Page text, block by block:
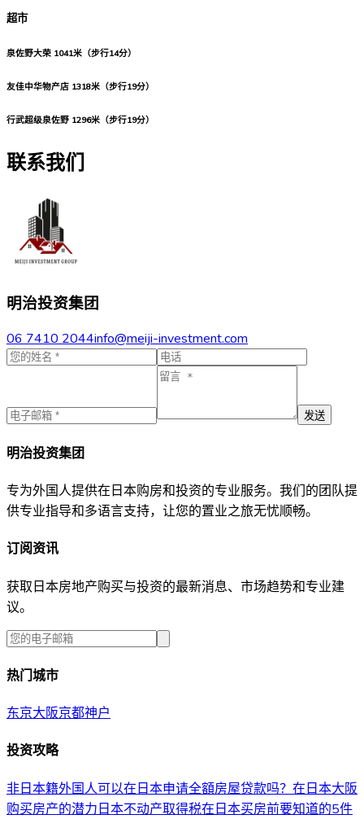
超市
泉佐野大荣 1041米（步行14分）
友佳中华物产店 1318米（步行19分）
行武超级泉佐野 1296米（步行19分）
联系我们
明治投资集团
06 7410 2044info@meiji-investment.com
发送
明治投资集团
专为外国人提供在日本购房和投资的专业服务。我们的团队提
供专业指导和多语言支持，让您的置业之旅无忧顺畅。
订阅资讯
获取日本房地产购买与投资的最新消息、市场趋势和专业建
议。
热门城市
东京大阪京都神户
投资攻略
非日本籍外国人可以在日本申请全額房屋贷款吗？ 在日本大阪
购买房产的潜力日本不动产取得税在日本买房前要知道的5件